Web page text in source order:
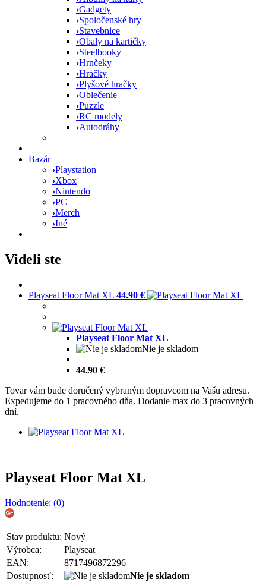
›Gadgety
›Spoločenské hry
›Stavebnice
›Obaly na kartičky
›Steelbooky
›Hrnčeky
›Hračky
›Plyšové hračky
›Oblečenie
›Puzzle
›RC modely
›Autodráhy
Bazár
›Playstation
›Xbox
›Nintendo
›PC
›Merch
›Iné
Videli ste
Playseat Floor Mat XL 44.90 €
Playseat Floor Mat XL
Nie je skladom
44.90 €
Tovar vám bude doručený vybraným dopravcom na Vašu adresu.
Expedujeme do 1 pracovného dňa. Dodanie max do 3 pracovných
dní.
Playseat Floor Mat XL
Hodnotenie: (0)
Stav produktu: Nový
Výrobca:
Playseat
EAN:
8717496872296
Dostupnosť:
Nie je skladom